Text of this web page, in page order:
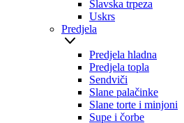
Slavska trpeza
Uskrs
Predjela
Predjela hladna
Predjela topla
Sendviči
Slane palačinke
Slane torte i minjoni
Supe i čorbe